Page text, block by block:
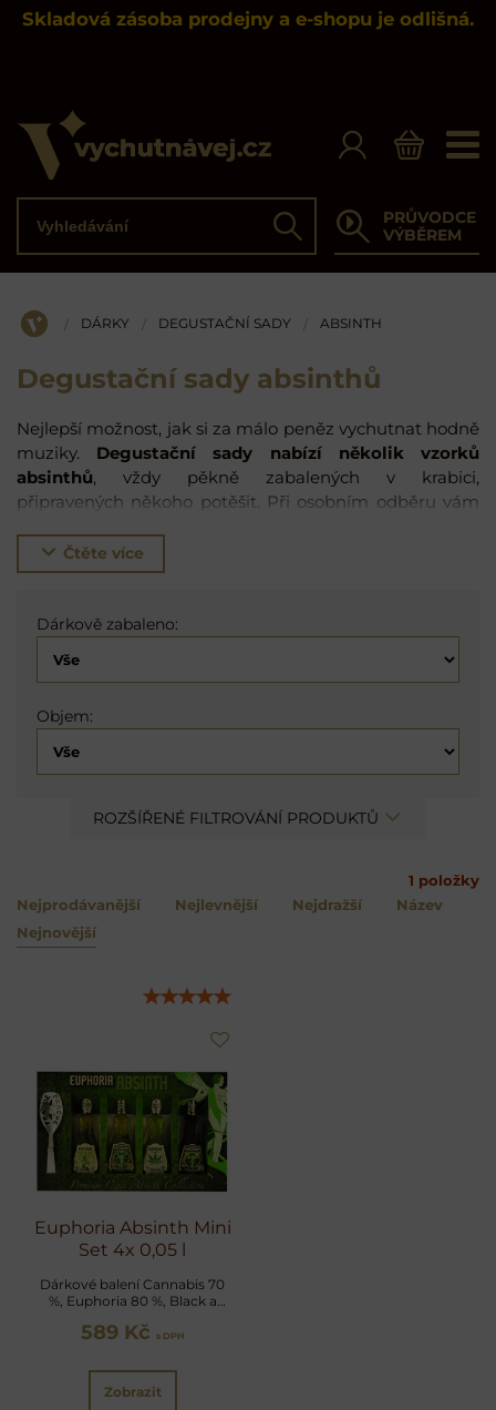
Skladová zásoba prodejny a e-shopu je odlišná.
Hledat
PRŮVODCE
VÝBĚREM
ÚVOD
/ DÁRKY / DEGUSTAČNÍ SADY / ABSINTH
Degustační sady absinthů
Nejlepší možnost, jak si za málo peněz vychutnat hodně
muziky. Degustační sady nabízí několik vzorků
absinthů, vždy pěkně zabalených v krabici,
připravených někoho potěšit. Při osobním odběru vám
Stačí, když se o tom zmínite v poznámce objednávky.
Čtěte více
Dárkově zabaleno:
Objem:
ROZŠÍŘENÉ FILTROVÁNÍ PRODUKTŮ
1 položky
Nejprodávanější
Nejlevnější Nejdražší
Název
Nejnovější
Euphoria Absinth Mini
Set 4x 0,05 l
Dárkové balení Cannabis 70
%, Euphoria 80 %, Black a
589 Kč s DPH
Zobrazit